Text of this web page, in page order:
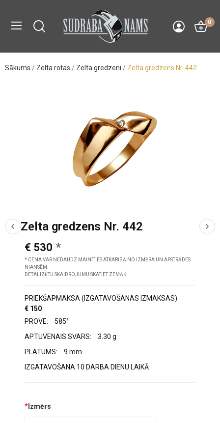
0
Sākums Zelta rotas Zelta gredzeni Zelta gredzens Nr. 442
Zelta gredzens Nr. 442
€ 530
* CENA VAR NEDAUDZ MAINĪTIES ATKARĪBĀ NO IZMĒRA UN APSTRĀDES
NIANSĒM.
DETALIZĒTU SKAIDROJUMU SKATIET ZEMĀK
PRIEKŠAPMAKSA (IZGATAVOŠANAS IZMAKSAS):
€ 150
PROVE:
585°
APTUVENAIS SVARS:
3.30 g
PLATUMS:
9 mm
IZGATAVOŠANA 10 DARBA DIENU LAIKĀ
* Izmērs